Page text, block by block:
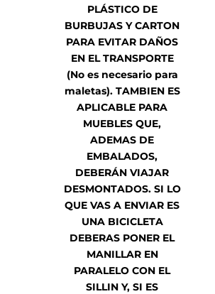
PLÁSTICO DE
BURBUJAS Y CARTON
PARA EVITAR DAÑOS
EN EL TRANSPORTE
(No es necesario para
maletas). TAMBIEN ES
APLICABLE PARA
MUEBLES QUE,
ADEMAS DE
EMBALADOS,
DEBERÁN VIAJAR
DESMONTADOS. SI LO
QUE VAS A ENVIAR ES
UNA BICICLETA
DEBERAS PONER EL
MANILLAR EN
PARALELO CON EL
SILLIN Y, SI ES